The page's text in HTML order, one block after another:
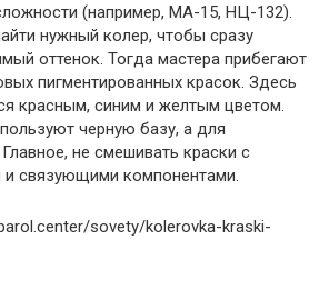
(например, МА-15, НЦ-132).
нужный колер, чтобы сразу
оттенок. Тогда мастера прибегают
пигментированных красок. Здесь
красным, синим и желтым цветом.
черную базу, а для
не смешивать краски с
связующими компонентами.
sovety/kolerovka-kraski-